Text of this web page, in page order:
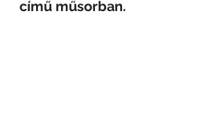
című műsorban.